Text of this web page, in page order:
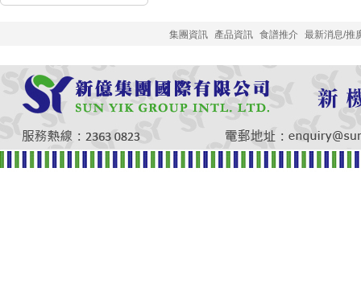
集團資訊 產品資訊 食譜推介 最新消息/推